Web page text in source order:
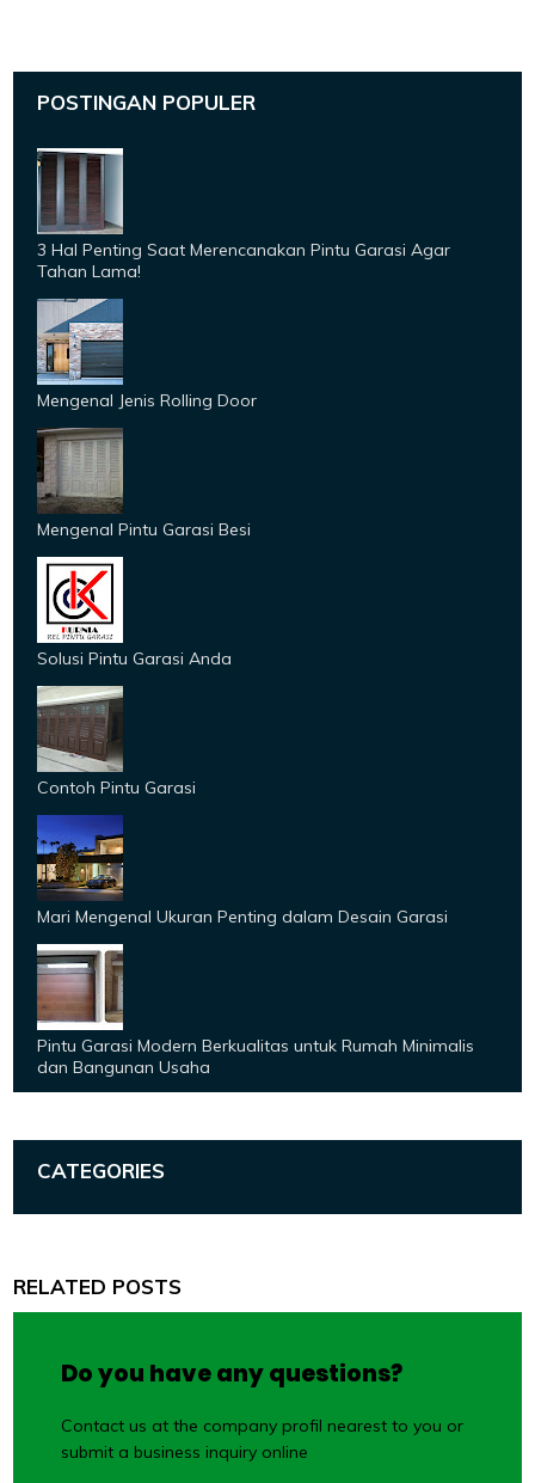
POSTINGAN POPULER
3 Hal Penting Saat Merencanakan Pintu Garasi Agar
Tahan Lama!
Mengenal Jenis Rolling Door
Mengenal Pintu Garasi Besi
Solusi Pintu Garasi Anda
Contoh Pintu Garasi
Mari Mengenal Ukuran Penting dalam Desain Garasi
Pintu Garasi Modern Berkualitas untuk Rumah Minimalis
dan Bangunan Usaha
CATEGORIES
RELATED POSTS
Do you have any questions?
Contact us at the company profil nearest to you or
submit a business inquiry online